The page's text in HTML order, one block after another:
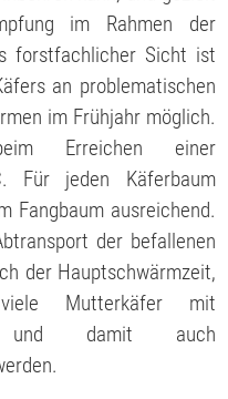
im Rahmen der
forstfachlicher Sicht ist
an problematischen
im Frühjahr möglich.
Erreichen einer
Für jeden Käferbaum
Fangbaum ausreichend.
der befallenen
der Hauptschwärmzeit,
Mutterkäfer mit
und damit auch